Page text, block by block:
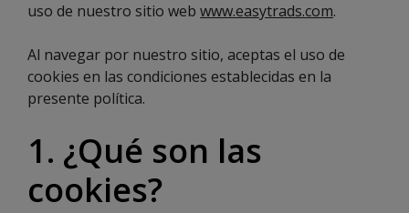
uso de nuestro sitio web www.easytrads.com.
Al navegar por nuestro sitio, aceptas el uso de
cookies en las condiciones establecidas en la
presente política.
1. ¿Qué son las
cookies?